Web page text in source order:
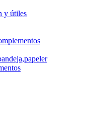
y útiles